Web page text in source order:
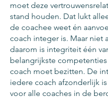
moet deze
stand houden. Dat lukt
de coachee weet én
coach integer is. Maar niet
daarom is integriteit één
belangrijkste
coach moet bezitten. De
iedere coach afzonderlijk
voor alle coaches in de